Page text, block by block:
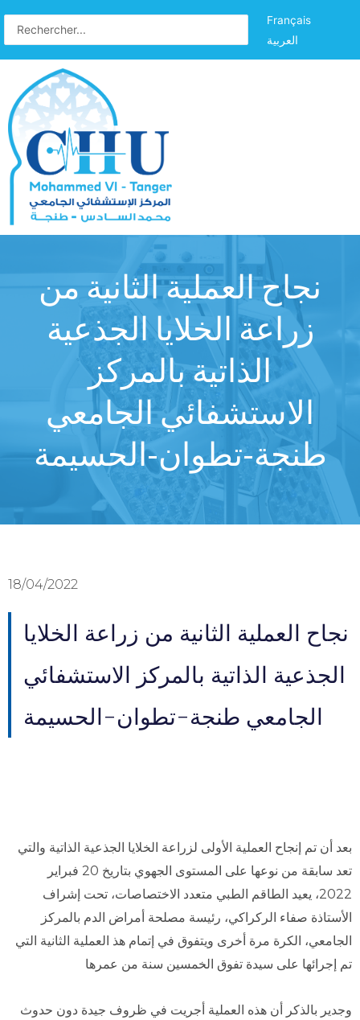
Français
العربية
نجاح العملية الثانية من
زراعة الخلايا الجذعية
الذاتية بالمركز
الاستشفائي الجامعي
طنجة-تطوان-الحسيمة
18/04/2022
نجاح العملية الثانية من زراعة الخلايا
الجذعية الذاتية بالمركز الاستشفائي
الجامعي طنجة-تطوان-الحسيمة
بعد أن تم إنجاح العملية الأولى لزراعة الخلايا الجذعية الذاتية والتي
تعد سابقة من نوعها على المستوى الجهوي بتاريخ 20 فبراير
2022، يعيد الطاقم الطبي متعدد الاختصاصات، تحت إشراف
الأستاذة صفاء الركراكي، رئيسة مصلحة أمراض الدم بالمركز
الجامعي، الكرة مرة أخرى ويتفوق في إتمام هذ العملية الثانية التي
تم إجرائها على سيدة تفوق الخمسين سنة من عمرها
وجدير بالذكر أن هذه العملية أجريت في ظروف جيدة دون حدوث